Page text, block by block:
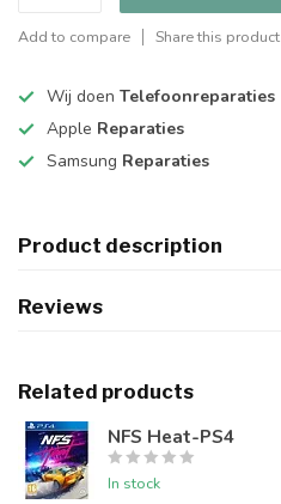
Add to compare Share this product
Wij doen Telefoonreparaties
Apple Reparaties
Samsung Reparaties
Product description
Reviews
Related products
NFS Heat-PS4
In stock